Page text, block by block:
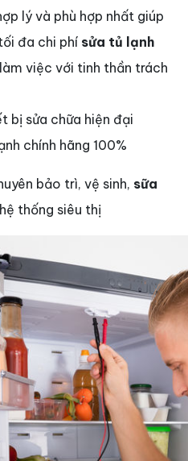
lý và phù hợp nhất giúp
đa chi phí sửa tủ lạnh
việc với tinh thần trách
bị sửa chữa hiện đại
chính hãng 100%
bảo trì, vệ sinh, sữa
thống siêu thị